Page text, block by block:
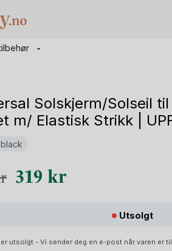
Solskjerm/Solseil
m/ Elastisk Strikk |
Opprinnelig
399 kr.
319 krNåværende
319 kr.
Utsolgt
utsolgt - Vi sender deg en e-post når varen er